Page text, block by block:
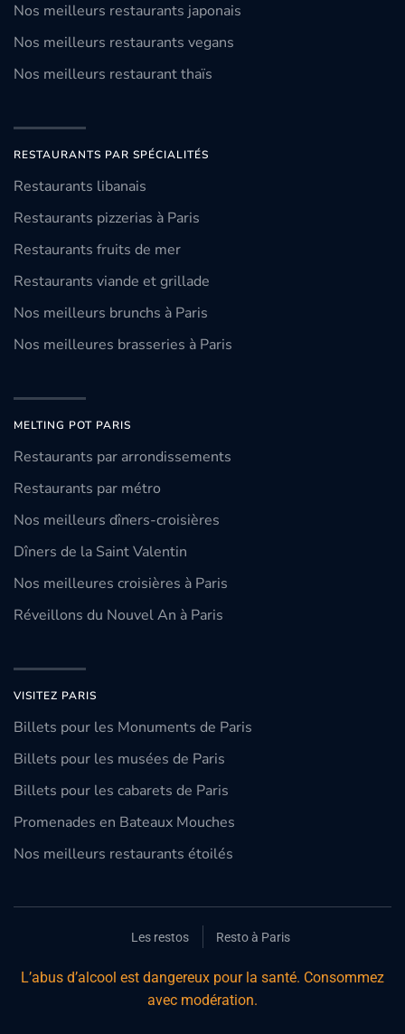
Nos meilleurs restaurants japonais
Nos meilleurs restaurants vegans
Nos meilleurs restaurant thaïs
RESTAURANTS PAR SPÉCIALITÉS
Restaurants libanais
Restaurants pizzerias à Paris
Restaurants fruits de mer
Restaurants viande et grillade
Nos meilleurs brunchs à Paris
Nos meilleures brasseries à Paris
MELTING POT PARIS
Restaurants par arrondissements
Restaurants par métro
Nos meilleurs dîners-croisières
Dîners de la Saint Valentin
Nos meilleures croisières à Paris
Réveillons du Nouvel An à Paris
VISITEZ PARIS
Billets pour les Monuments de Paris
Billets pour les musées de Paris
Billets pour les cabarets de Paris
Promenades en Bateaux Mouches
Nos meilleurs restaurants étoilés
Les restos Resto à Paris
L’abus d’alcool est dangereux pour la santé. Consommez
avec modération.